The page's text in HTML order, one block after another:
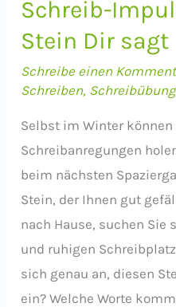
Schreib-
Stein Dir sagt
Schreibe einen
Schreiben, Schreibübung
Selbst im Winter
Schreibanregungen
beim nächsten
Stein, der Ihnen gut
nach Hause, suchen
und ruhigen
sich genau an, diesen
ein? Welche Worte